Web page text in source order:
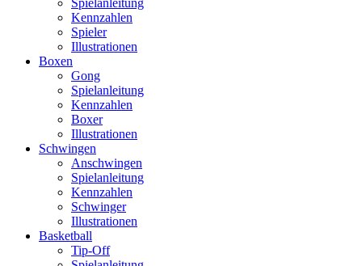
Kennzahlen
Spieler
Illustrationen
Boxen
Gong
Spielanleitung
Kennzahlen
Boxer
Illustrationen
Schwingen
Anschwingen
Spielanleitung
Kennzahlen
Schwinger
Illustrationen
Basketball
Tip-Off